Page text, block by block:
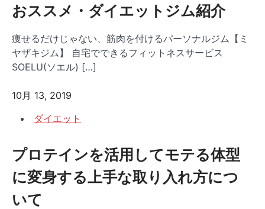
おススメ・ダイエットジム紹介
痩せるだけじゃない、筋肉を付けるパーソナルジム【ミ
ヤザキジム】 自宅でできるフィットネスサービス
SOELU(ソエル) […]
10月 13, 2019
ダイエット
プロテインを活用してモテる体型
に変身する上手な取り入れ方につ
いて